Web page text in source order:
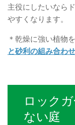
主役にしたいなら
やすくなります。
＊乾燥に強い植物
と砂利の組み合わせ
ロック
ない庭